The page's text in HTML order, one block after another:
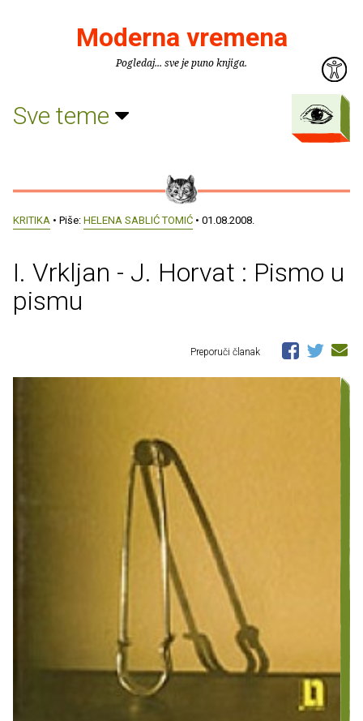
Moderna vremena
Pogledaj... sve je puno knjiga.
Sve teme
KRITIKA • Piše: HELENA SABLIĆ TOMIĆ • 01.08.2008.
I. Vrkljan - J. Horvat : Pismo u
pismu
Preporuči članak